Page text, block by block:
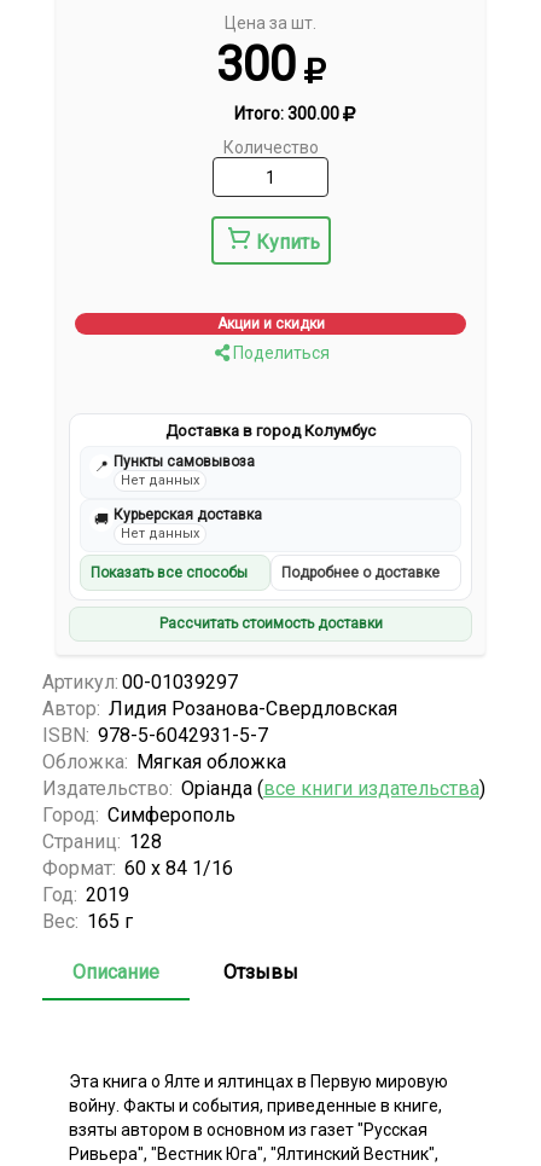
Цена за шт.
300
Итого:300.00
Количество
Купить
Акции и скидки
Поделиться
Доставка в город Колумбус
📍 Пункты самовывоза
Нет данных
🚚 Курьерская доставка
Нет данных
Показать все способы Подробнее о доставке
Рассчитать стоимость доставки
Артикул: 00-01039297
Автор: Лидия Розанова-Свердловская
ISBN: 978-5-6042931-5-7
Обложка: Мягкая обложка
Издательство: Орiанда (все книги издательства)
Город: Симферополь
Страниц: 128
Формат: 60 х 84 1/16
Год: 2019
Вес: 165 г
Описание Отзывы
Эта книга о Ялте и ялтинцах в Первую мировую
войну. Факты и события, приведенные в книге,
взяты автором в основном из газет "Русская
Ривьера", "Вестник Юга", "Ялтинский Вестник",